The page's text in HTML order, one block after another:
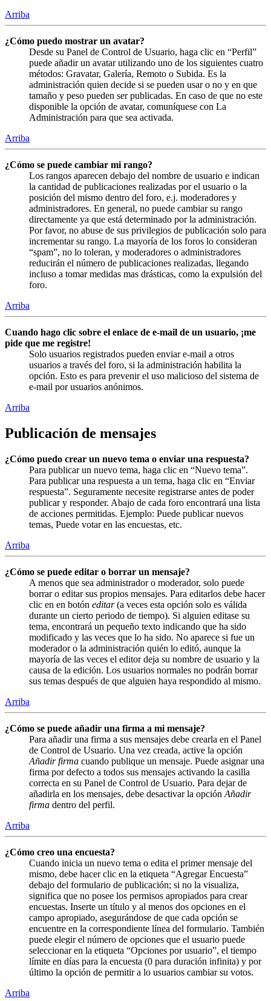
Arriba
¿Cómo puedo mostrar un avatar?
Desde su Panel de Control de Usuario, haga clic en “Perfil”
puede añadir un avatar utilizando uno de los siguientes cuatro
métodos: Gravatar, Galería, Remoto o Subida. Es la
administración quien decide si se pueden usar o no y en que
tamaño y peso pueden ser publicadas. En caso de que no este
disponible la opción de avatar, comuníquese con La
Administración para que sea activada.
Arriba
¿Cómo se puede cambiar mi rango?
Los rangos aparecen debajo del nombre de usuario e indican
la cantidad de publicaciones realizadas por el usuario o la
posición del mismo dentro del foro, e.j. moderadores y
administradores. En general, no puede cambiar su rango
directamente ya que está determinado por la administración.
Por favor, no abuse de sus privilegios de publicación solo para
incrementar su rango. La mayoría de los foros lo consideran
“spam”, no lo toleran, y moderadores o administradores
reducirán el número de publicaciones realizadas, llegando
incluso a tomar medidas mas drásticas, como la expulsión del
foro.
Arriba
Cuando hago clic sobre el enlace de e-mail de un usuario, ¡me
pide que me registre!
Solo usuarios registrados pueden enviar e-mail a otros
usuarios a través del foro, si la administración habilita la
opción. Esto es para prevenir el uso malicioso del sistema de
e-mail por usuarios anónimos.
Arriba
Publicación de mensajes
¿Cómo puedo crear un nuevo tema o enviar una respuesta?
Para publicar un nuevo tema, haga clic en “Nuevo tema”.
Para publicar una respuesta a un tema, haga clic en “Enviar
respuesta”. Seguramente necesite registrarse antes de poder
publicar y responder. Abajo de cada foro encontrará una lista
de acciones permitidas. Ejemplo: Puede publicar nuevos
temas, Puede votar en las encuestas, etc.
Arriba
¿Cómo se puede editar o borrar un mensaje?
A menos que sea administrador o moderador, solo puede
borrar o editar sus propios mensajes. Para editarlos debe hacer
clic en en botón editar(a veces esta opción solo es válida
durante un cierto periodo de tiempo). Si alguien editase su
tema, encontrará un pequeño texto indicando que ha sido
modificado y las veces que lo ha sido. No aparece si fue un
moderador o la administración quién lo editó, aunque la
mayoría de las veces el editor deja su nombre de usuario y la
causa de la edición. Los usuarios normales no podrán borrar
sus temas después de que alguien haya respondido al mismo.
Arriba
¿Cómo se puede añadir una firma a mi mensaje?
Para añadir una firma a sus mensajes debe crearla en el Panel
de Control de Usuario. Una vez creada, active la opción
Añadir firma cuando publique un mensaje. Puede asignar una
firma por defecto a todos sus mensajes activando la casilla
correcta en su Panel de Control de Usuario. Para dejar de
añadirla en los mensajes, debe desactivar la opción Añadir
firma dentro del perfil.
Arriba
¿Cómo creo una encuesta?
Cuando inicia un nuevo tema o edita el primer mensaje del
mismo, debe hacer clic en la etiqueta “Agregar Encuesta”
debajo del formulario de publicación; si no la visualiza,
significa que no posee los permisos apropiados para crear
encuestas. Inserte un título y al menos dos opciones en el
campo apropiado, asegurándose de que cada opción se
encuentre en la correspondiente línea del formulario. También
puede elegir el número de opciones que el usuario puede
seleccionar en la etiqueta “Opciones por usuario”, el tiempo
límite en días para la encuesta (0 para duración infinita) y por
último la opción de permitir a lo usuarios cambiar su votos.
Arriba